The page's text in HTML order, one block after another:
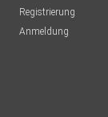
Registrierung
Anmeldung